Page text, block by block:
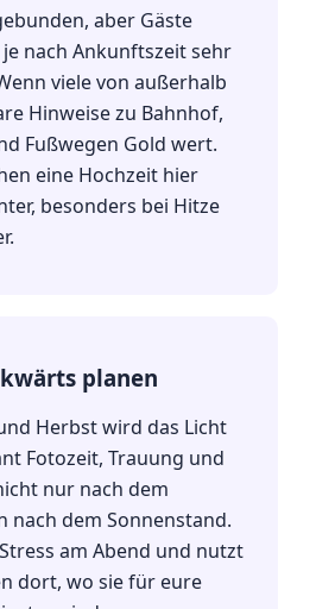
aber Gäste
nach Ankunftszeit sehr
viele von außerhalb
Hinweise zu Bahnhof,
Fußwegen Gold wert.
eine Hochzeit hier
besonders bei Hitze
planen
Herbst wird das Licht
Fotozeit, Trauung und
nur nach dem
nach dem Sonnenstand.
am Abend und nutzt
dort, wo sie für eure